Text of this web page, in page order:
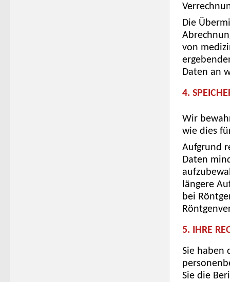
Die
von
Daten an
4.
Wir
wie dies
Aufgrund
Daten
längere
bei
5. IHRE
Sie haben
Sie die